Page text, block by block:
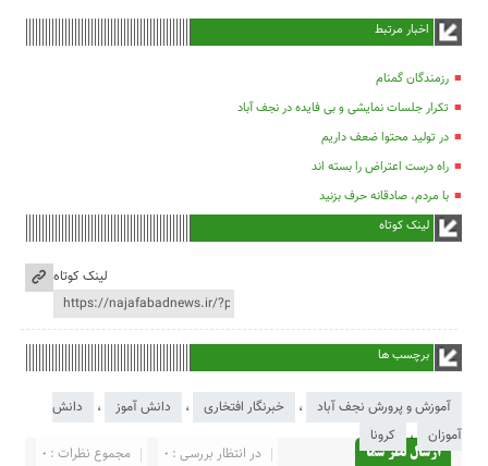
اخبار مرتبط
رزمندگان گمنام
تکرار جلسات نمایشی و بی فایده در نجف آباد
در تولید محتوا ضعف داریم
راه درست اعتراض را بسته اند
با مردم، صادقانه حرف بزنید
لینک کوتاه
لینک کوتاه
برچسب ها
آموزش و پرورش نجف آباد ، خبرنگار افتخاری ، دانش آموز ،
دانش
آموزان ، کرونا
ارسال نظر شما مجموع نظرات : 0
در انتظار بررسی : 0